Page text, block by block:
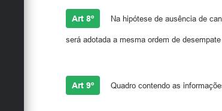
Art 8º Na hipótese de ausência de
será adotada a mesma ordem de
Art 9º Quadro contendo as